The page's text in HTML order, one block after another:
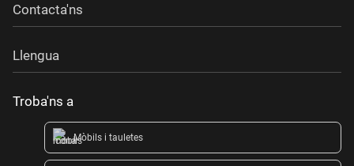
Contacta'ns
Llengua
Troba'ns a
Mòbils i tauletes